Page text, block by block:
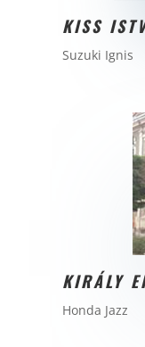
KISS
Suzuki Ignis
KIRÁLY
Honda Jazz